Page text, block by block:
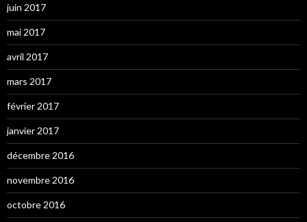
juin 2017
mai 2017
avril 2017
mars 2017
février 2017
janvier 2017
décembre 2016
novembre 2016
octobre 2016